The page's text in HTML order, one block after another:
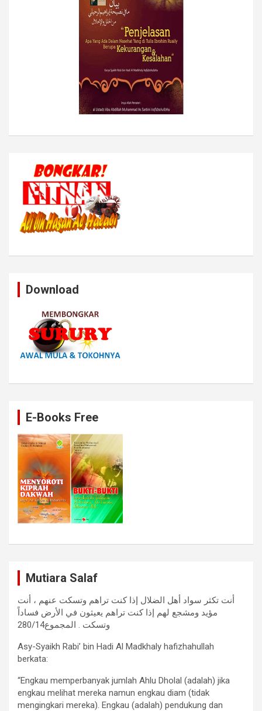
Download
E-Books Free
Mutiara Salaf
أنت تكثر سواد أهل الضلال إذا كنت تراهم وتسكت عنهم ، أنت
مؤيد ومشجع لهم إذا كنت تراهم يعيثون في الأرض فساداً
وتسكت . المجموع280/14
Asy-Syaikh Rabi’ bin Hadi Al Madkhaly hafizhahullah
berkata:
“Engkau memperbanyak jumlah Ahlu Dholal (adalah) jika
engkau melihat mereka namun engkau diam (tidak
mengingkari mereka). Engkau (adalah) pendukung dan